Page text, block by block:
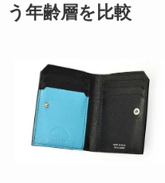
う年齢層を比較